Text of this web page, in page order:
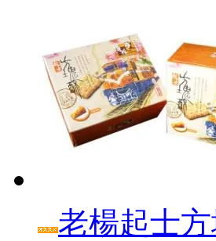
老楊起士